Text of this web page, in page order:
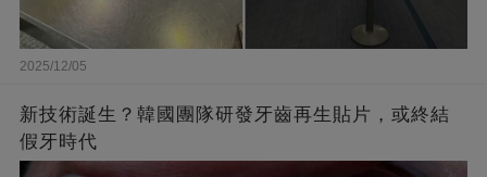
2025/12/05
新技術誕生？韓國團隊研發牙齒再生貼片，或終結
假牙時代